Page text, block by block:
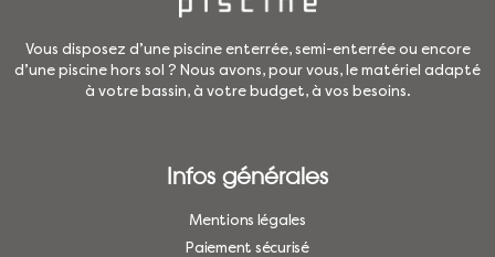
Vous disposez d’une piscine enterrée, semi-enterrée ou encore
d’une piscine hors sol ? Nous avons, pour vous, le matériel adapté
à votre bassin, à votre budget, à vos besoins.
Infos générales
Mentions légales
Paiement sécurisé